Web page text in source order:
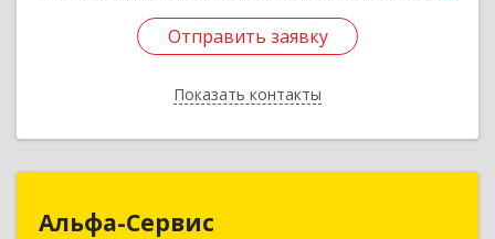
Отправить заявку
Показать контакты
Отправить заявку
Назад
Альфа-Сервис